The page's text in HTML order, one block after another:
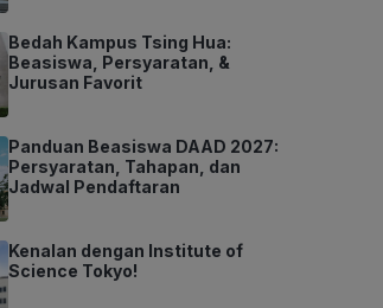
Bedah Kampus Tsing Hua:
Beasiswa, Persyaratan, &
Jurusan Favorit
Panduan Beasiswa DAAD 2027:
Persyaratan, Tahapan, dan
Jadwal Pendaftaran
Kenalan dengan Institute of
Science Tokyo!